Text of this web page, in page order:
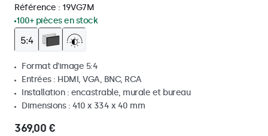
Référence : 19VG7M
100+ pièces en stock
Format d'image 5:4
Entrées : HDMI, VGA, BNC, RCA
Installation : encastrable, murale et bureau
Dimensions : 410 x 334 x 40 mm
369,00 €